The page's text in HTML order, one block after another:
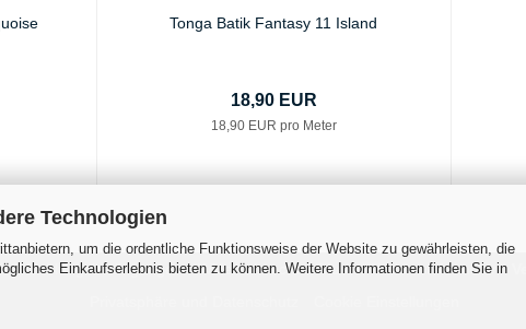
Technologien
um die ordentliche Funktionsweise der Website zu gewährleisten, die
Einkaufserlebnis bieten zu können. Weitere Informationen finden Sie in
Tonga Batik Fantasy 11 Island
18,90 EUR
18,90 EUR pro Meter
& Zahlungsbedingungen Widerrufsrecht & Muster-Widerrufsformular